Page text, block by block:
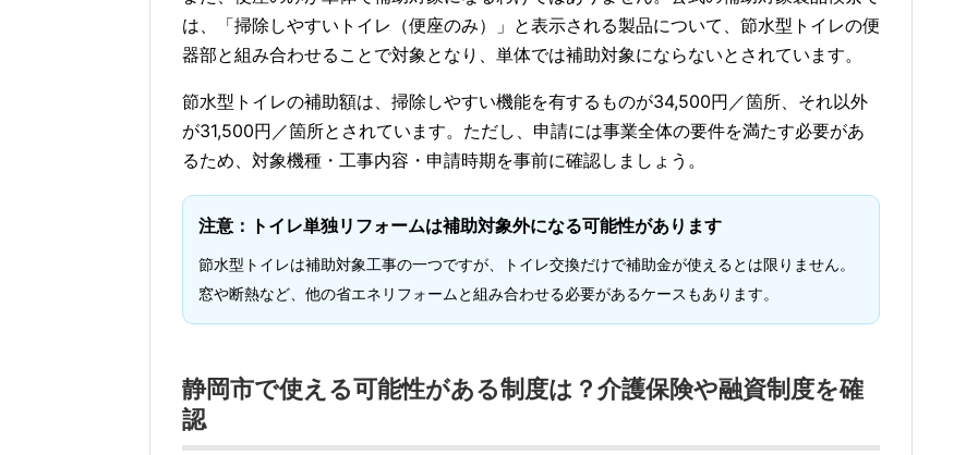
は、「掃除しやすいトイレ（便座のみ）」と表示される製品について、節水型トイレの便
器部と組み合わせることで対象となり、単体では補助対象にならないとされています。
節水型トイレの補助額は、掃除しやすい機能を有するものが34,500円／箇所、それ以外
が31,500円／箇所とされています。ただし、申請には事業全体の要件を満たす必要があ
るため、対象機種・工事内容・申請時期を事前に確認しましょう。
注意：トイレ単独リフォームは補助対象外になる可能性があります
節水型トイレは補助対象工事の一つですが、トイレ交換だけで補助金が使えるとは限りません。
窓や断熱など、他の省エネリフォームと組み合わせる必要があるケースもあります。
静岡市で使える可能性がある制度は？介護保険や融資制度を確
認